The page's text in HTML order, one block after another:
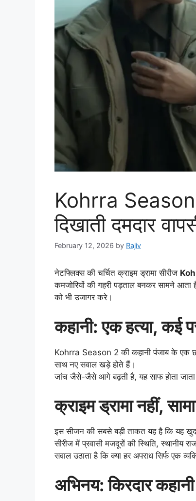
Kohrra
दिखाती दमदार
February 12, 2026 by Rajiv
नेटफ्लिक्स की चर्चित क्राइम ड्रामा सीरीज
कमजोरियों की गहरी पड़ताल बनकर सामने
को भी उजागर करे।
कहानी: एक हत्या, कई
Kohrra Season 2 की कहानी पंजाब के एक
साथ नए सवाल खड़े होते हैं।
जांच जैसे-जैसे आगे बढ़ती है, यह साफ होता जाता
क्राइम ड्रामा नहीं,
इस सीजन की सबसे बड़ी ताकत यह है कि यह खुद
सीरीज में प्रवासी मजदूरों की स्थिति,
सवाल उठाता है कि क्या हर अपराध सिर्फ एक
अभिनय: किरदार